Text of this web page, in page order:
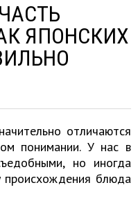
ЯПОНСКИХ
отличаются
понимании. У нас в
но иногда
происхождения блюда